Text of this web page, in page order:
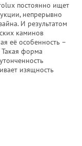
постоянно ищет
непрерывно
И результатом
каминов
её особенность –
форма
изящность